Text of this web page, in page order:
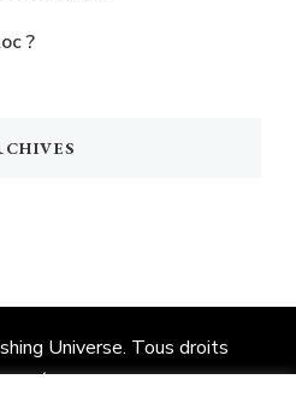
?
Universe. Tous droits
parBlossom Themes.